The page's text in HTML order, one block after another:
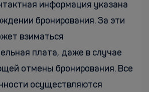
информация указана
бронирования. За эти
взиматься
плата, даже в случае
отмены бронирования. Все
осуществляются